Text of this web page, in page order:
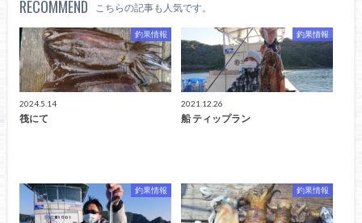
RECOMMEND こちらの記事も人気です。
釣果情報
2024.5.14
筏にて
釣果情報
2021.12.26
船 ティップラン
釣果情報 釣果情報